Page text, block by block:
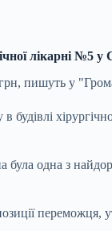
лікарні №5 у
пишуть у
одна з